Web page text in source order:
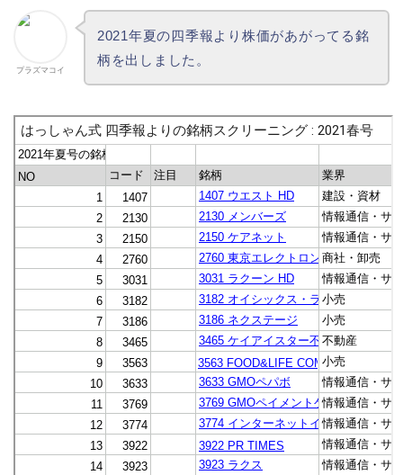
プラズマコイ
2021年夏の四季報より株価があがってる銘
柄を出しました。